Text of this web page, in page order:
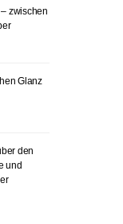
zwischen
Glanz
den
und